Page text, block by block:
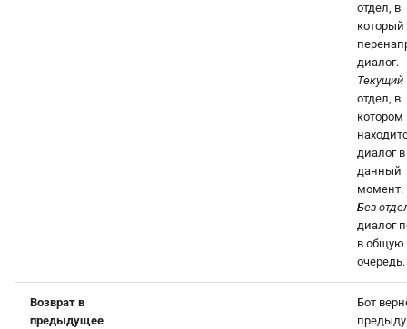
отдел, в
который
диалог.
Текущий
отдел, в
котором
диалог в
данный
момент.
Без
диалог
в общую
очередь.
Возврат в
предыдущее
Бот